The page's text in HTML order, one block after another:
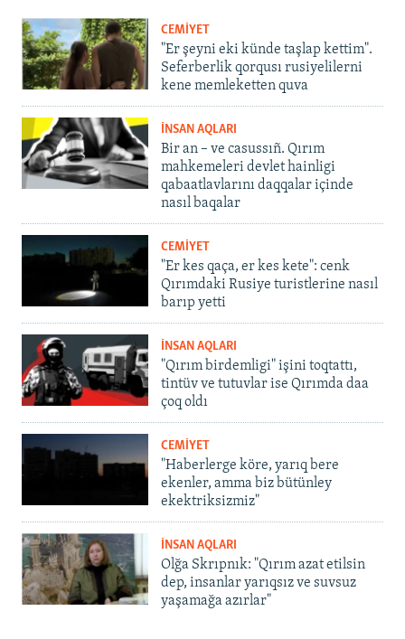
CEMİYET
"Er şeyni eki künde taşlap kettim".
Seferberlik qorqusı rusiyelilerni
kene memleketten quva
İNSAN AQLARI
Bir an – ve casussıñ. Qırım
mahkemeleri devlet hainligi
qabaatlavlarını daqqalar içinde
nasıl baqalar
CEMİYET
"Er kes qaça, er kes kete": cenk
Qırımdaki Rusiye turistlerine nasıl
barıp yetti
İNSAN AQLARI
"Qırım birdemligi" işini toqtattı,
tintüv ve tutuvlar ise Qırımda daa
çoq oldı
CEMİYET
"Haberlerge köre, yarıq bere
ekenler, amma biz bütünley
ekektriksizmiz"
İNSAN AQLARI
Olğa Skrıpnık: "Qırım azat etilsin
dep, insanlar yarıqsız ve suvsuz
yaşamağa azırlar"